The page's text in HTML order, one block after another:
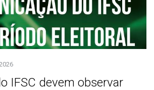
IFSC devem observar